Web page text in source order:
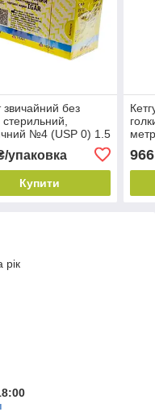
звичайний без
стерильний,
№4 (USP 0) 1.5
упаковка
Купити
966
рік